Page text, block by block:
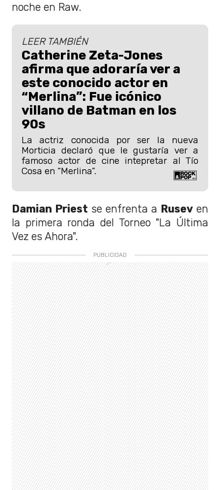
noche en Raw.
LEER TAMBIÉN
Catherine Zeta-Jones
afirma que adoraría ver a
este conocido actor en
“Merlina”: Fue icónico
villano de Batman en los
90s
La actriz conocida por ser la nueva
Morticia declaró que le gustaría ver a
famoso actor de cine intepretar al Tío
Cosa en “Merlina”.
Damian Priest se enfrenta a Rusev en
la primera ronda del Torneo "La Última
Vez es Ahora".